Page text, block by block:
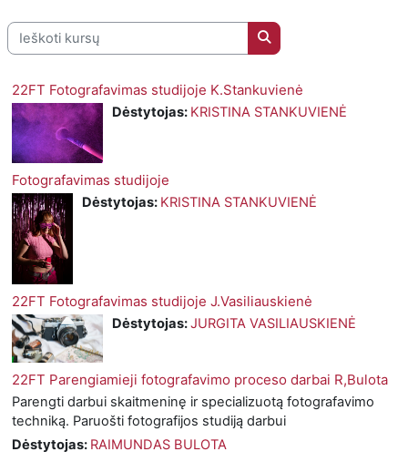
Ieškoti kursų
Ieškoti kursų
22FT Fotografavimas studijoje K.Stankuvienė
Dėstytojas: KRISTINA STANKUVIENĖ
Fotografavimas studijoje
Dėstytojas: KRISTINA STANKUVIENĖ
22FT Fotografavimas studijoje J.Vasiliauskienė
Dėstytojas:JURGITA VASILIAUSKIENĖ
22FT Parengiamieji fotografavimo proceso darbai R,Bulota
Parengti darbui skaitmeninę ir specializuotą fotografavimo
techniką. Paruošti fotografijos studiją darbui
Dėstytojas: RAIMUNDAS BULOTA